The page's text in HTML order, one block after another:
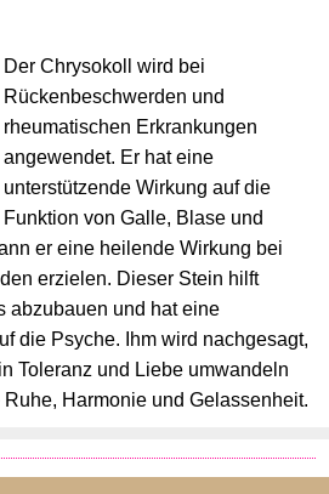
Der Chrysokoll wird bei
Rückenbeschwerden und
rheumatischen Erkrankungen
angewendet. Er hat eine
unterstützende Wirkung auf die
Funktion von Galle, Blase und
er eine heilende Wirkung bei
erzielen. Dieser Stein hilft
abzubauen und hat eine
die Psyche. Ihm wird nachgesagt,
Toleranz und Liebe umwandeln
Harmonie und Gelassenheit.